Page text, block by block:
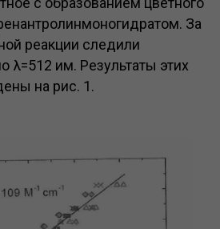
За
реакции следили
λ=512 им. Результаты этих
на рис. 1.